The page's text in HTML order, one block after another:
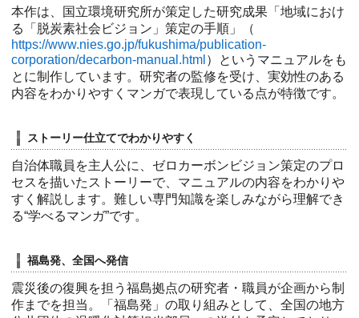
本作は、国立環境研究所が策定した研究成果「地域におけ
る「脱炭素社会ビジョン」策定の手順」（
https://www.nies.go.jp/fukushima/publication-
corporation/decarbon-manual.html ）というマニュアルをも
とに制作しています。研究者の監修を受け、実効性のある
内容をわかりやすくマンガで表現している点が特徴です。
ストーリー仕立てでわかりやすく
自治体職員を主人公に、ゼロカーボンビジョン策定のプロ
セスを描いたストーリーで、マニュアルの内容をわかりや
すく解説します。難しい専門知識を楽しみながら理解でき
る“学べるマンガ”です。
福島発、全国へ発信
震災後の復興を担う福島拠点の研究者・職員が企画から制
作までを担当。「福島発」の取り組みとして、全国の地方